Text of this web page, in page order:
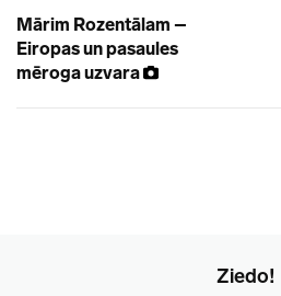
Mārim Rozentālam –
Eiropas un pasaules
mēroga uzvara
Ziedo!